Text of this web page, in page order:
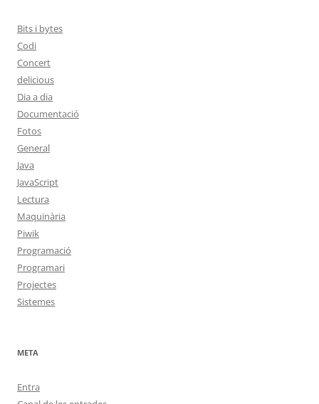
Bits i bytes
Codi
Concert
delicious
Dia a dia
Documentació
Fotos
General
Java
JavaScript
Lectura
Maquinària
Piwik
Programació
Programari
Projectes
Sistemes
META
Entra